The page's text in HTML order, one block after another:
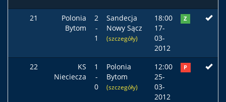
21
Polonia
Bytom
2
-
1
Sandecja
Nowy Sącz
(szczegóły)
18:00
17-
03-
2012
Z
22
KS
Nieciecza
1
-
0
Polonia
Bytom
(szczegóły)
12:00
25-
03-
2012
P